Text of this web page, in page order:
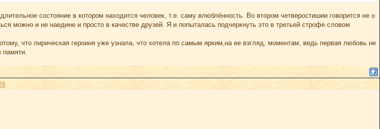
состояние в котором находится человек, т.е. саму влюблённость. Во втором четверостишии говорится не о
можно и не наедине и просто в качестве друзей. Я и попыталась подчеркнуть это в третьей строфе словом
что лирическая героиня уже узнала, что хотела по самым ярким,на ее взгляд, моментам, ведь первая любовь не
памяти.